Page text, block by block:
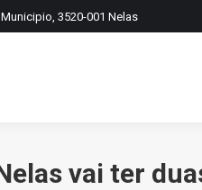
3520-001 Nelas
vai ter